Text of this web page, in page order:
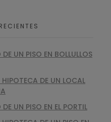
UN PISO EN BOLLULLOS
DE UN LOCAL
UN PISO EN EL PORTIL